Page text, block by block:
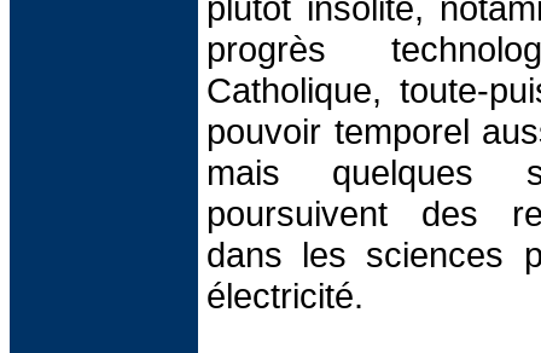
progrès
Catholique, toute-
pouvoir temporel
mais quelques
poursuivent des
dans les sciences
électricité.